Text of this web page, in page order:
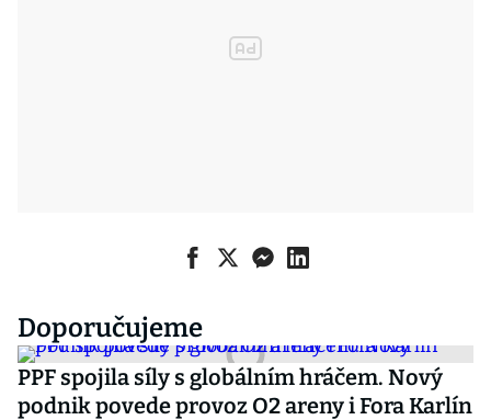
Doporučujeme
PPF spojila síly s globálním hráčem. Nový
podnik povede provoz O2 areny i Fora Karlín